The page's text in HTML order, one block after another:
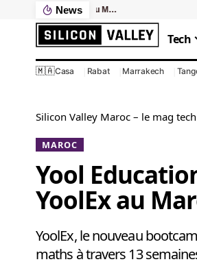
News
Tech
🇲🇦Casa Rabat Marrakech
Silicon Valley Maroc – le mag
MAROC
Yool
YoolEx au
YoolEx, le nouveau
maths à travers 13